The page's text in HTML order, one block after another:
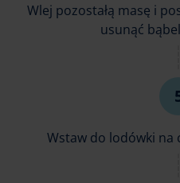
Wlej pozostałą masę i
usunąć
Wstaw do lodówki na